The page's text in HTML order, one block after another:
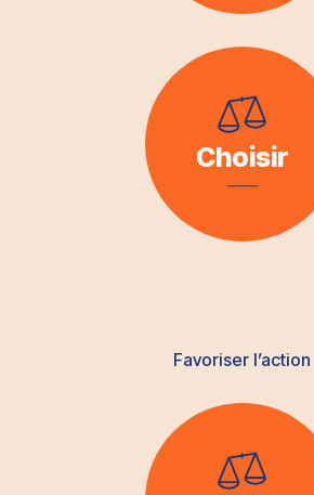
Choisir
Favoriser l’action